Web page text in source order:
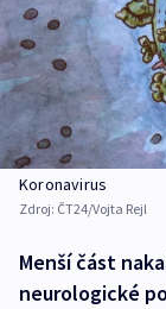
Koronavirus
Zdroj: ČT24/Vojta Rejl
Menší část
neurologické